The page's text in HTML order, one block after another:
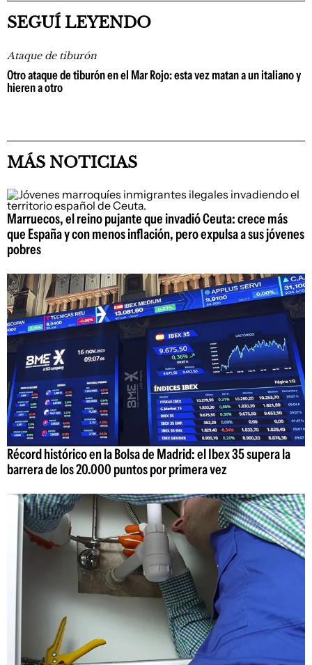
SEGUÍ LEYENDO
Ataque de tiburón
Otro ataque de tiburón en el Mar Rojo: esta vez matan a un italiano y
hieren a otro
MÁS NOTICIAS
Marruecos, el reino pujante que invadió Ceuta: crece más
que España y con menos inflación, pero expulsa a sus jóvenes
pobres
Récord histórico en la Bolsa de Madrid: el Ibex 35 supera la
barrera de los 20.000 puntos por primera vez